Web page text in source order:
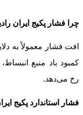
چرا فشار پکیج ایران
افت فشار معمولاً به
کمبود باد منبع
رخ می‌دهد.
فشار استاندارد پکیج